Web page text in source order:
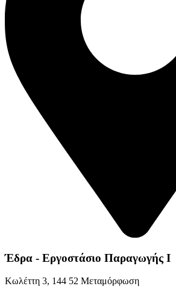
Έδρα - Εργοστάσιο Παραγωγής Ι
Kωλέττη 3, 144 52 Μεταμόρφωση